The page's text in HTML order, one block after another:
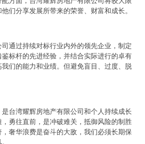
们分享发展所带来的荣誉、财富和成长。
通过持续对标行业内外的领先企业，制定
标杆的先进经验，并结合实际进行的卓有
们的能力和业绩。但避免盲目、过度、脱
台湾耀辉房地产有限公司和个人持续成长
勇往直前，是冲破难关，抵御风险的制胜
奢华浪费是奋斗的大敌，我们必须长期保